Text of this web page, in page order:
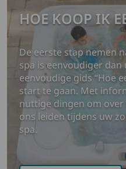
HOE KOOP IK
De eerste stap nemen
spa is eenvoudiger
eenvoudige gids “Hoe
start te gaan. Met
nuttige dingen om
ons leiden tijdens uw
spa.